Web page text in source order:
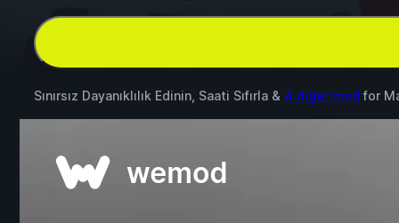
Sınırsız Dayanıklılık Edinin, Saati Sıfırla & 4 diğer mod for